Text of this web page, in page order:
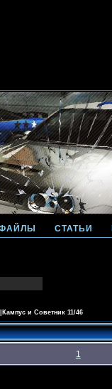
СТАТЬИ
и Советник 11/46
1